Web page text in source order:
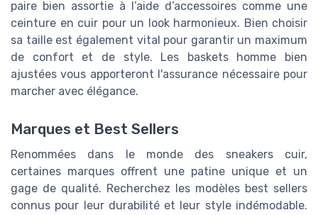
paire bien assortie à l’aide d’accessoires comme une
ceinture en cuir pour un look harmonieux. Bien choisir
sa taille est également vital pour garantir un maximum
de confort et de style. Les baskets homme bien
ajustées vous apporteront l'assurance nécessaire pour
marcher avec élégance.
Marques et Best Sellers
Renommées dans le monde des sneakers cuir,
certaines marques offrent une patine unique et un
gage de qualité. Recherchez les modèles best sellers
connus pour leur durabilité et leur style indémodable.